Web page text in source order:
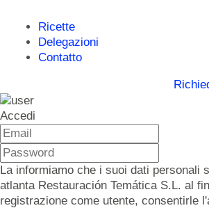
Ricette
Delegazioni
Contatto
Accedi
La informiamo che i suoi dati personali
atlanta Restauración Temática S.L. al
registrazione come utente, consentirle